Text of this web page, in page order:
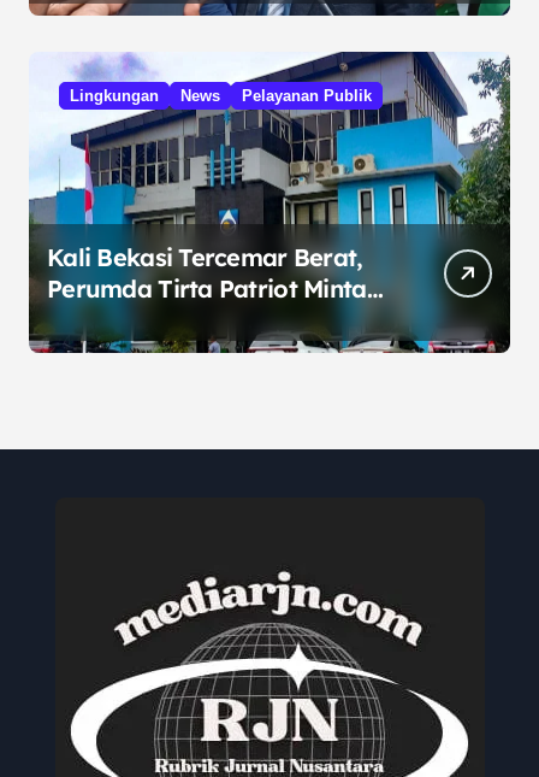
Lingkungan News Pelayanan Publik
Kali Bekasi Tercemar Berat,
Perumda Tirta Patriot Minta
Maaf atas Penurunan Kualitas
Air